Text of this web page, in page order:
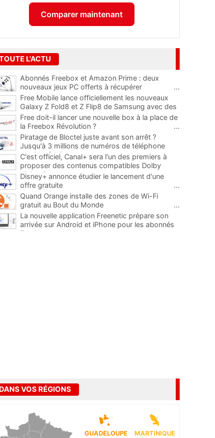
Comparer maintenant
L'ACTU
Abonnés Freebox et Amazon Prime : deux
nouveaux jeux PC offerts à récupérer
...
Free Mobile lance officiellement les nouveaux
Galaxy Z Fold8 et Z Flip8 de Samsung avec des
promos et des cadeaux
...
Free doit-il lancer une nouvelle box à la place de
la Freebox Révolution ?
...
Piratage de Bloctel juste avant son arrêt ?
Jusqu'à 3 millions de numéros de téléphone
auraient fuité
C'est officiel, Canal+ sera l'un des premiers à
proposer des contenus compatibles Dolby
Vision 2
Disney+ annonce étudier le lancement d'une
offre gratuite
...
Quand Orange installe des zones de Wi-Fi
gratuit au Bout du Monde
...
La nouvelle application Freenetic prépare son
arrivée sur Android et iPhone pour les abonnés
Freebox, testez la
DANS VOS RÉGIONS
GUADELOUPE MARTINIQUE